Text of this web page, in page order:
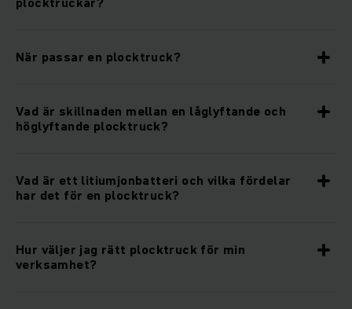
När passar en plocktruck?
Vad är skillnaden mellan en låglyftande och
höglyftande plocktruck?
Vad är ett litiumjonbatteri och vilka fördelar
har det för en plocktruck?
Hur väljer jag rätt plocktruck för min
verksamhet?